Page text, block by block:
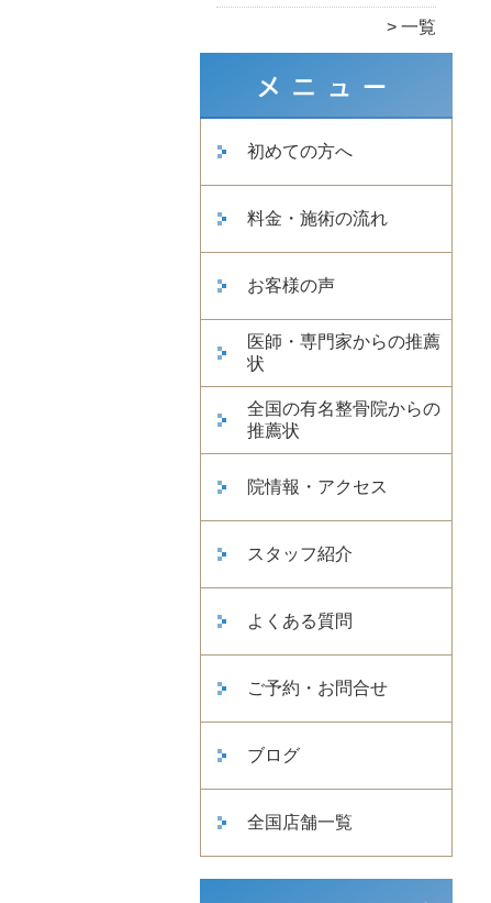
一覧
初めての方へ
料金・施術の流れ
お客様の声
医師・専門家からの推薦
状
全国の有名整骨院からの
推薦状
院情報・アクセス
スタッフ紹介
よくある質問
ご予約・お問合せ
ブログ
全国店舗一覧